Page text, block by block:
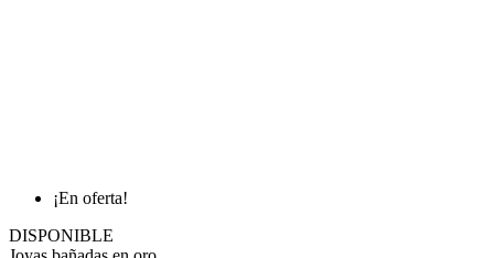
¡En oferta!
DISPONIBLE